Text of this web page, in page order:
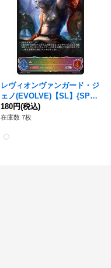
レヴィオンヴァンガード・ジ
ェノ(EVOLVE)【SL】{SP01
-SL17}《ロイヤル》
180円(税込)
在庫数 7枚